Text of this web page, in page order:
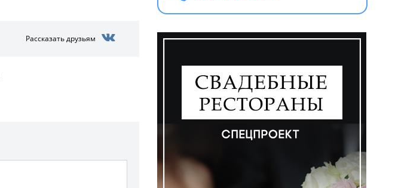
Рассказать друзьям